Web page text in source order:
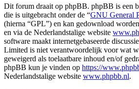
Dit forum draait op phpBB. phpBB is een
die is uitgebracht onder de “GNU General
(hierna “GPL”) en kan gedownload
en via de Nederlandstalige website
software maakt internetgebaseerde
Limited is niet verantwoordelijk voor wat
geweigerd als toelaatbare inhoud en/of
phpBB kun je vinden op https://
Nederlandstalige website www.phpbb.nl.